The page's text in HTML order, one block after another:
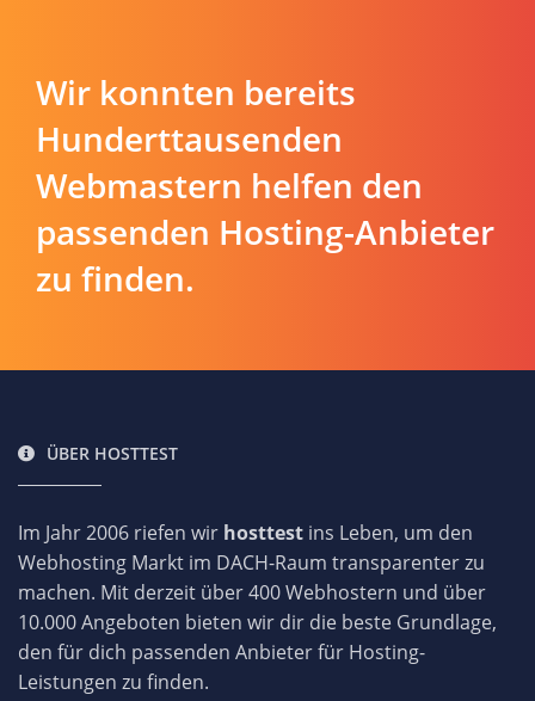
Wir konnten bereits
Hunderttausenden
Webmastern helfen den
passenden Hosting-Anbieter
zu finden.
ÜBER HOSTTEST
Im Jahr 2006 riefen wir hosttest ins Leben, um den
Webhosting Markt im DACH-Raum transparenter zu
machen. Mit derzeit über 400 Webhostern und über
10.000 Angeboten bieten wir dir die beste Grundlage,
den für dich passenden Anbieter für Hosting-
Leistungen zu finden.